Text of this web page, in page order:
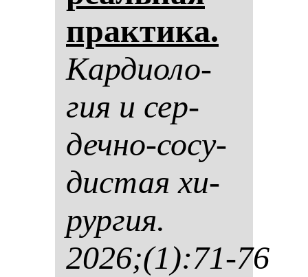
прак­ти­ка.
Кар­ди­оло­
гия и сер­
деч­но-со­су­
дис­тая хи­
рур­гия.
2026;(1):71-76